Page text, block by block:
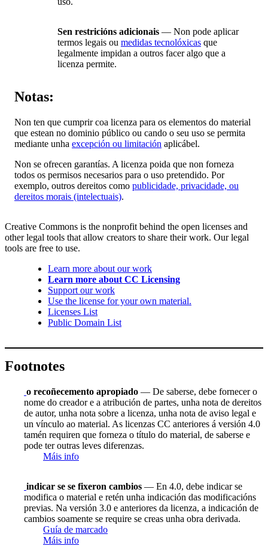
Sen restricións adicionais — Non pode aplicar
termos legais ou medidas tecnolóxicas que
legalmente impidan a outros facer algo que a
licenza permite.
Notas:
Non ten que cumprir coa licenza para os elementos do material
que estean no dominio público ou cando o seu uso se permita
mediante unha excepción ou limitación aplicábel.
Non se ofrecen garantías. A licenza poida que non forneza
todos os permisos necesarios para o uso pretendido. Por
exemplo, outros dereitos como publicidade, privacidade, ou
dereitos morais (intelectuais).
Creative Commons is the nonprofit behind the open licenses and
other legal tools that allow creators to share their work. Our legal
tools are free to use.
Learn more about our work
Learn more about CC Licensing
Support our work
Use the license for your own material.
Licenses List
Public Domain List
Footnotes
o recoñecemento apropiado — De saberse, debe fornecer o
nome do creador e a atribución de partes, unha nota de dereitos
de autor, unha nota sobre a licenza, unha nota de aviso legal e
un vínculo ao material. As licenzas CC anteriores á versión 4.0
tamén requiren que forneza o título do material, de saberse e
pode ter outras leves diferenzas.
Máis info
indicar se se fixeron cambios — En 4.0, debe indicar se
modifica o material e retén unha indicación das modificacións
previas. Na versión 3.0 e anteriores da licenza, a indicación de
cambios soamente se require se creas unha obra derivada.
Guía de marcado
Máis info